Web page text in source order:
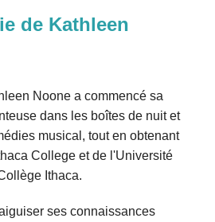
de Kathleen
Noone a commencé sa
dans les boîtes de nuit et
musical, tout en obtenant
College et de l'Université
Ithaca.
ses connaissances